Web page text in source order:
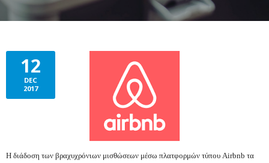
12
DEC
2017
Η διάδοση των βραχυχρόνιων μισθώσεων μέσω πλατφορμών τύπου Airbnb τα
ΕΠΙΚΟΙΝΩΝΙΑ